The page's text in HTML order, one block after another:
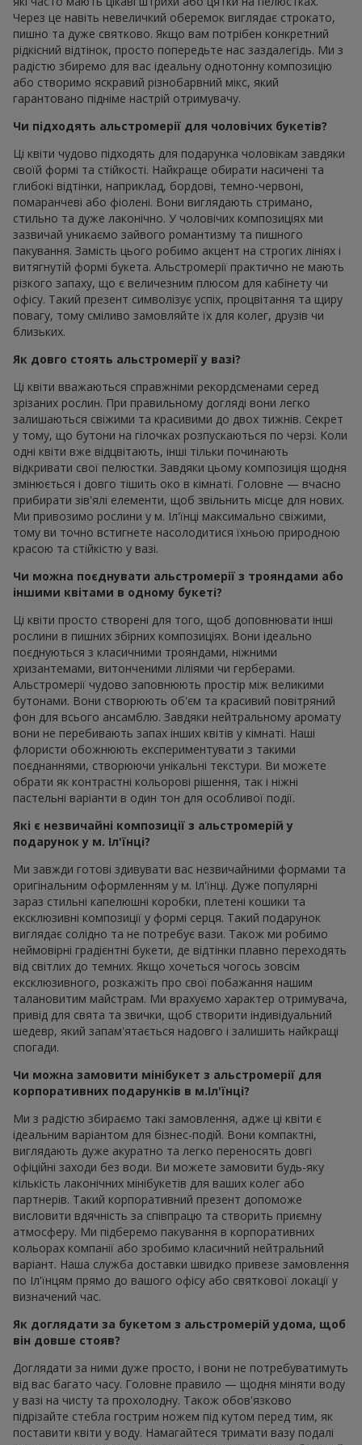
Через це навіть невеличкий оберемок виглядає строкато,
пишно та дуже святково. Якщо вам потрібен конкретний
рідкісний відтінок, просто попередьте нас заздалегідь. Ми з
радістю збиремо для вас ідеальну однотонну композицію
або створимо яскравий різнобарвний мікс, який
гарантовано підніме настрій отримувачу.
Чи підходять альстромерії для чоловічих букетів?
Ці квіти чудово підходять для подарунка чоловікам завдяки
своїй формі та стійкості. Найкраще обирати насичені та
глибокі відтінки, наприклад, бордові, темно-червоні,
помаранчеві або фіолені. Вони виглядають стримано,
стильно та дуже лаконічно. У чоловічих композиціях ми
зазвичай уникаємо зайвого романтизму та пишного
пакування. Замість цього робимо акцент на строгих лініях і
витягнутій формі букета. Альстромерії практично не мають
різкого запаху, що є величезним плюсом для кабінету чи
офісу. Такий презент символізує успіх, процвітання та щиру
повагу, тому сміливо замовляйте їх для колег, друзів чи
близьких.
Як довго стоять альстромерії у вазі?
Ці квіти вважаються справжніми рекордсменами серед
зрізаних рослин. При правильному догляді вони легко
залишаються свіжими та красивими до двох тижнів. Секрет
у тому, що бутони на гілочках розпускаються по черзі. Коли
одні квіти вже відцвітають, інші тільки починають
відкривати свої пелюстки. Завдяки цьому композиція щодня
змінюється і довго тішить око в кімнаті. Головне — вчасно
прибирати зів'ялі елементи, щоб звільнить місце для нових.
Ми привозимо рослини у м. Іл'їнці максимально свіжими,
тому ви точно встигнете насолодитися їхньою природною
красою та стійкістю у вазі.
Чи можна поєднувати альстромерії з трояндами або
іншими квітами в одному букеті?
Ці квіти просто створені для того, щоб доповнювати інші
рослини в пишних збірних композиціях. Вони ідеально
поєднуються з класичними трояндами, ніжними
хризантемами, витонченими ліліями чи герберами.
Альстромерії чудово заповнюють простір між великими
бутонами. Вони створюють об'єм та красивий повітряний
фон для всього ансамблю. Завдяки нейтральному аромату
вони не перебивають запах інших квітів у кімнаті. Наші
флористи обожнюють експериментувати з такими
поєднаннями, створюючи унікальні текстури. Ви можете
обрати як контрастні кольорові рішення, так і ніжні
пастельні варіанти в один тон для особливої події.
Які є незвичайні композиції з альстромерій у
подарунок у м. Іл'їнці?
Ми завжди готові здивувати вас незвичайними формами та
оригінальним оформленням у м. Іл'їнці. Дуже популярні
зараз стильні капелюшні коробки, плетені кошики та
ексклюзивні композиції у формі серця. Такий подарунок
виглядає солідно та не потребує вази. Також ми робимо
неймовірні градієнтні букети, де відтінки плавно переходять
від світлих до темних. Якщо хочеться чогось зовсім
ексклюзивного, розкажіть про свої побажання нашим
талановитим майстрам. Ми врахуємо характер отримувача,
привід для свята та звички, щоб створити індивідуальний
шедевр, який запам'ятається надовго і залишить найкращі
спогади.
Чи можна замовити мінібукет з альстромерії для
корпоративних подарунків в м.Іл'їнці?
Ми з радістю збираємо такі замовлення, адже ці квіти є
ідеальним варіантом для бізнес-подій. Вони компактні,
виглядають дуже акуратно та легко переносять довгі
офіційні заходи без води. Ви можете замовити будь-яку
кількість лаконічних мінібукетів для ваших колег або
партнерів. Такий корпоративний презент допоможе
висловити вдячність за співпрацю та створить приємну
атмосферу. Ми підберемо пакування в корпоративних
кольорах компанії або зробимо класичний нейтральний
варіант. Наша служба доставки швидко привезе замовлення
по Іл'їнцям прямо до вашого офісу або святкової локації у
визначений час.
Як доглядати за букетом з альстромерій удома, щоб
він довше стояв?
Доглядати за ними дуже просто, і вони не потребуватимуть
від вас багато часу. Головне правило — щодня міняти воду
у вазі на чисту та прохолодну. Також обов'язково
підрізайте стебла гострим ножем під кутом перед тим, як
поставити квіти у воду. Намагайтеся тримати вазу подалі